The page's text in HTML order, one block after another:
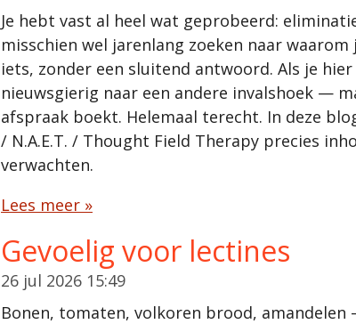
Je hebt vast al heel wat geprobeerd:
misschien wel jarenlang zoeken naar
iets, zonder een sluitend antwoord. Als je
nieuwsgierig naar een andere invalshoek —
afspraak boekt. Helemaal terecht. In deze
/ N.A.E.T. / Thought Field Therapy precies
verwachten.
Lees meer »
Gevoelig voor lectines
26 jul 2026 15:49
Bonen, tomaten, volkoren brood,